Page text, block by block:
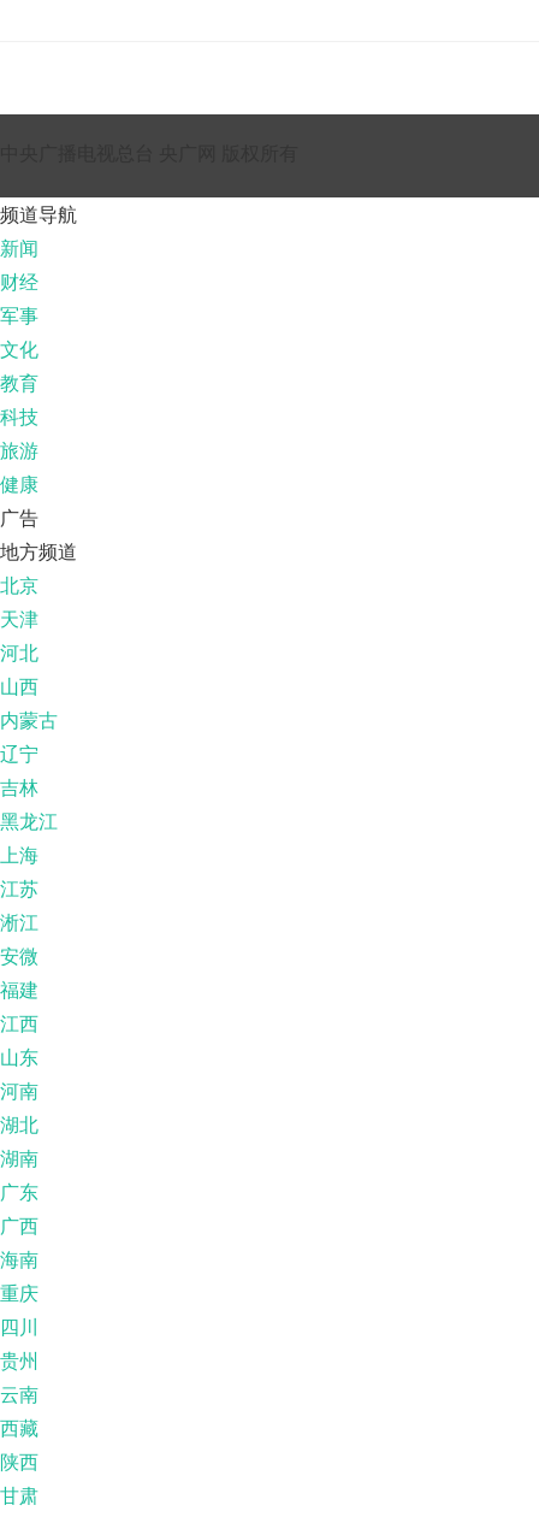
频道导航
新闻
财经
军事
文化
教育
科技
旅游
健康
广告
地方频道
北京
天津
河北
山西
内蒙古
辽宁
吉林
黑龙江
上海
江苏
淅江
安微
福建
江西
山东
河南
湖北
湖南
广东
广西
海南
重庆
四川
贵州
云南
西藏
陕西
甘肃